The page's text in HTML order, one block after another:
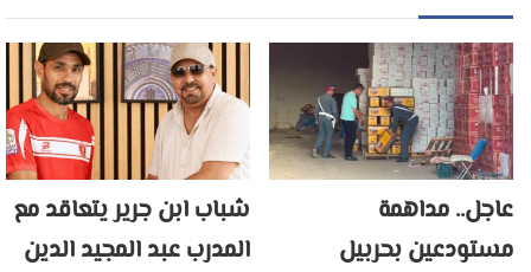
عاجل.. مداهمة
مستودعين بحربيل
شباب ابن جرير يتعاقد مع
المدرب عبد المجيد الدين